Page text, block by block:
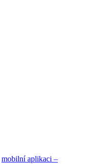
mobilní aplikaci –